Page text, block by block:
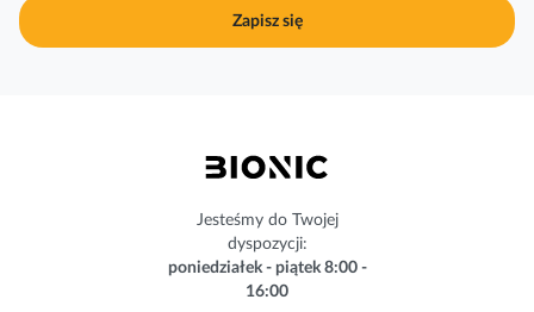
j
n
Zapisz się
Jesteśmy do Twojej
dyspozycji:
poniedziałek - piątek 8:00 -
16:00